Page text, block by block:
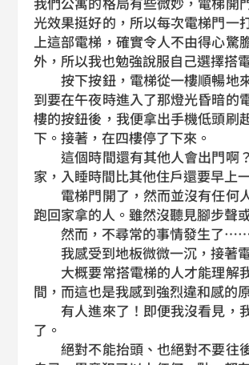
光效果挺好的，所以每次電梯門一
上這部電梯，確實令人不由得心驚
外，所以我也勉強說服自己選擇搭
按下按鈕，電梯從一樓順暢地
到要在午夜時進入了那燈光昏暗的
樓的按鈕後，我便拿出手機低頭刷
下。接著，在四樓停了下來。
這個時間還有其他人會出門啊？
家，入睡時間比其他住戶還要早上
電梯門開了，然而並沒有任何
跑回家拿的人。雖然沒聽見腳步聲
然而，不尋常的事情發生了
我感受到地板微微一沉，接著電
大概要常搭電梯的人才能理解
間，而這也是我感到強烈違和感的
有人進來了！即便我沒看見，
了。
絕對不能抬頭、也絕對不要往後